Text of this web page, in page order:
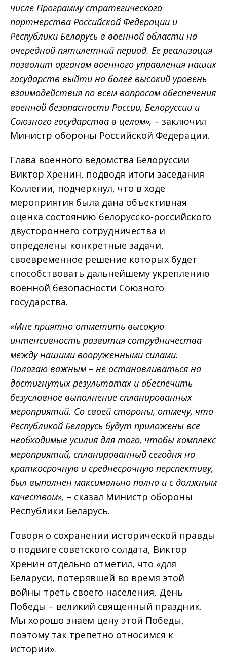
числе Программу стратегического
партнерства Российской Федерации и
Республики Беларусь в военной области на
очередной пятилетний период. Ее реализация
позволит органам военного управления наших
государств выйти на более высокий уровень
взаимодействия по всем вопросам обеспечения
военной безопасности России, Белоруссии и
Союзного государства в целом», – заключил
Министр обороны Российской Федерации.
Глава военного ведомства Белоруссии
Виктор Хренин, подводя итоги заседания
Коллегии, подчеркнул, что в ходе
мероприятия была дана объективная
оценка состоянию белорусско-российского
двустороннего сотрудничества и
определены конкретные задачи,
своевременное решение которых будет
способствовать дальнейшему укреплению
военной безопасности Союзного
государства.
«Мне приятно отметить высокую
интенсивность развития сотрудничества
между нашими вооруженными силами.
Полагаю важным – не останавливаться на
достигнутых результатах и обеспечить
безусловное выполнение спланированных
мероприятий. Со своей стороны, отмечу, что
Республикой Беларусь будут приложены все
необходимые усилия для того, чтобы комплекс
мероприятий, спланированный сегодня на
краткосрочную и среднесрочную перспективу,
был выполнен максимально полно и с должным
качеством», – сказал Министр обороны
Республики Беларусь.
Говоря о сохранении исторической правды
о подвиге советского солдата, Виктор
Хренин отдельно отметил, что «для
Беларуси, потерявшей во время этой
войны треть своего населения, День
Победы – великий священный праздник.
Мы хорошо знаем цену этой Победы,
поэтому так трепетно относимся к
истории».